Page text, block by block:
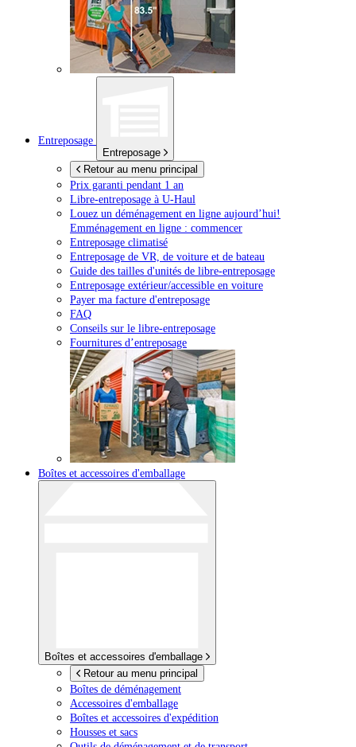
Entreposage
Entreposage
Retour au menu principal
Prix garanti pendant 1 an
Libre-entreposage à U-Haul
Louez un déménagement en ligne aujourd’hui!
Emménagement en ligne : commencer
Entreposage climatisé
Entreposage de VR, de voiture et de bateau
Guide des tailles d'unités de libre-entreposage
Entreposage extérieur/accessible en voiture
Payer ma facture d'entreposage
FAQ
Conseils sur le libre-entreposage
Fournitures d’entreposage
Boîtes et accessoires d'emballage
Boîtes et accessoires d'emballage
Retour au menu principal
Boîtes de déménagement
Accessoires d'emballage
Boîtes et accessoires d'expédition
Housses et sacs